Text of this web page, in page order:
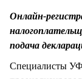
Онлайн-
подача
Специалисты